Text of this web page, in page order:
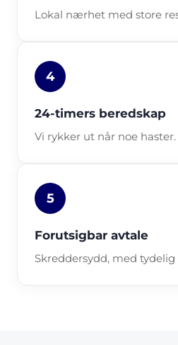
Lokal nærhet med store
4
24-timers beredskap
Vi rykker ut når noe haster.
5
Forutsigbar avtale
Skreddersydd, med